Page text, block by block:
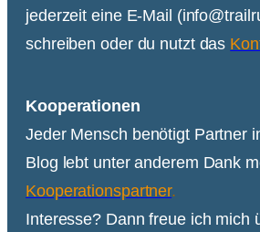
jederzeit eine E-Mail
schreiben oder du nutzt das
Kooperationen
Jeder Mensch benötigt Partner
Blog lebt unter anderem Dank
Kooperationspartner.
Interesse? Dann freue ich mich